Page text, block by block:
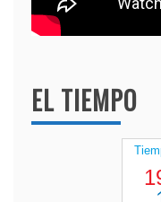
EL TIEMPO